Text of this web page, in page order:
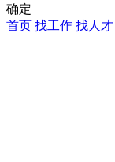
确定
首页 找工作 找人才